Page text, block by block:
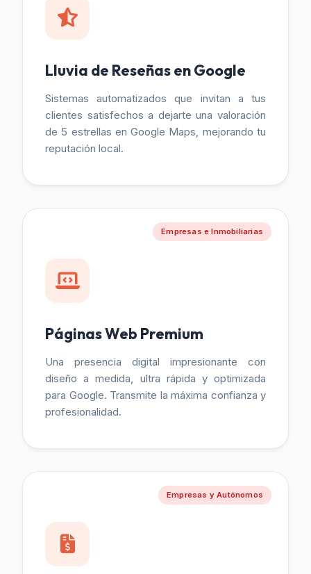
Lluvia de Reseñas en Google
Sistemas automatizados que invitan a tus
clientes satisfechos a dejarte una valoración
de 5 estrellas en Google Maps, mejorando tu
reputación local.
Empresas e Inmobiliarias
Páginas Web Premium
Una presencia digital impresionante con
diseño a medida, ultra rápida y optimizada
para Google. Transmite la máxima confianza y
profesionalidad.
Empresas y Autónomos